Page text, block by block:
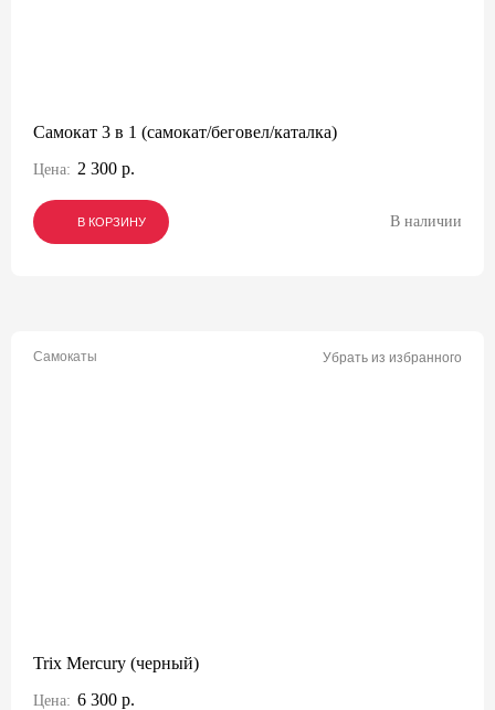
Самокат 3 в 1 (самокат/беговел/каталка)
Цена: 2 300 р.
В КОРЗИНУ
В КОРЗИНУ
В КОРЗИНУ В наличии
Самокаты Убрать из избранного
Trix Mercury (черный)
Цена: 6 300 р.